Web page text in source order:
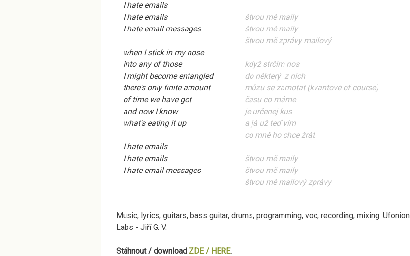
I hate emails
I hate emails
I hate email messages
when I stick in my nose
into any of those
I might become entangled
there's only finite amount
of time we have got
and now I know
what's eating it up
I hate emails
I hate emails
I hate email messages
štvou mě maily
štvou mě maily
štvou mězprávy mailový
když strčim nos
do některý z nich
můžu se zamotat (kvantově of course)
času co máme
je určenej kus
a já už teď vím
co mně ho chcežrát
štvou mě maily
štvou mě maily
štvou mě mailový zprávy
Music, lyrics, guitars, bass guitar, drums, programming, voc, recording, mixing: Ufonion
Labs - Jiří G. V.
Stáhnout / download ZDE / HERE.